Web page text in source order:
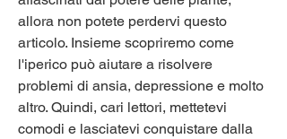
allora non potete perdervi questo
articolo. Insieme scopriremo come
l'iperico può aiutare a risolvere
problemi di ansia, depressione e molto
altro. Quindi, cari lettori, mettetevi
comodi e lasciatevi conquistare dalla